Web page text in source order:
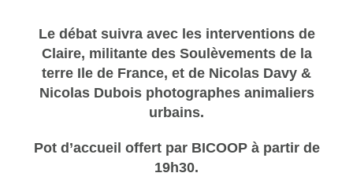
Le débat suivra avec les interventions de
Claire, militante des Soulèvements de la
terre Ile de France, et de Nicolas Davy &
Nicolas Dubois photographes animaliers
urbains.
Pot d’accueil offert par BICOOP à partir de
19h30.